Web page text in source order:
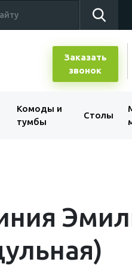
Заказать
звонок
Комоды и
тумбы
Столы